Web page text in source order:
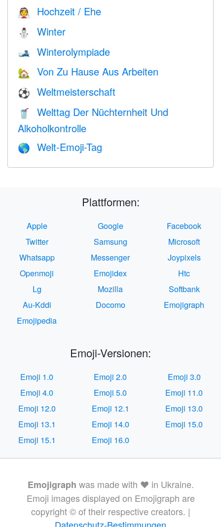
👰 Hochzeit / Ehe
⛄ Winter
🎿 Winterolympiade
🏡 Von Zu Hause Aus Arbeiten
⚽ Weltmeisterschaft
🥤
Welttag Der Nüchternheit Und
Alkoholkontrolle
🌎 Welt-Emoji-Tag
Plattformen:
Apple Google
Facebook
Twitter
Samsung
Microsoft
Whatsapp
Messenger
Joypixels
Openmoji
Emojidex
Htc
Lg
Mozilla
Softbank
Au-Kddi
Docomo
Emojigraph
Emojipedia
Emoji-Versionen:
Emoji 1.0 Emoji 2.0
Emoji 3.0
Emoji 4.0
Emoji 5.0
Emoji 11.0
Emoji 12.0
Emoji 12.1
Emoji 13.0
Emoji 13.1
Emoji 14.0
Emoji 15.0
Emoji 15.1
Emoji 16.0
Emojigraph was made with ❤️ in Ukraine.
Emoji images displayed on Emojigraph are
copyright © of their respective creators. |